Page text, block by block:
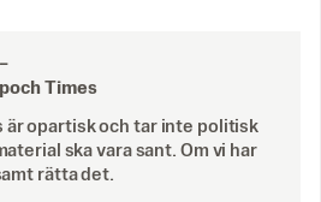
Times
är opartisk och tar inte politisk
ska vara sant. Om vi har
rätta det.